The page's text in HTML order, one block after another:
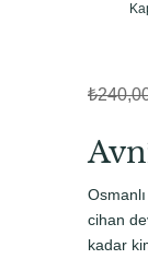
₺
i
u
d
cihan
kadar